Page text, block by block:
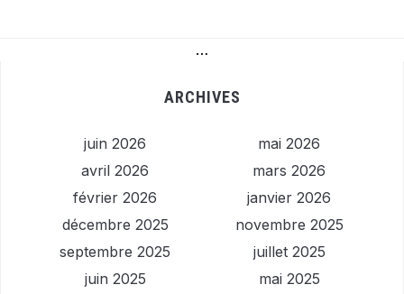
…
ARCHIVES
juin 2026
mai 2026
avril 2026
mars 2026
février 2026
janvier 2026
décembre 2025
novembre 2025
septembre 2025
juillet 2025
juin 2025
mai 2025